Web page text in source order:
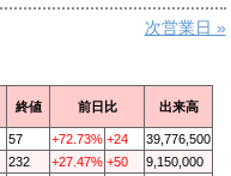
次営業日 »
終値 前日比 出来高
57 +72.73% +24
39,776,500
232 +27.47% +50
9,150,000